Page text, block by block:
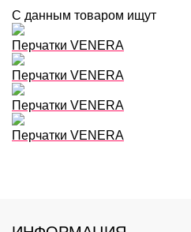
С данным товаром ищут
Перчатки VENERA
Перчатки VENERA
Перчатки VENERA
Перчатки VENERA